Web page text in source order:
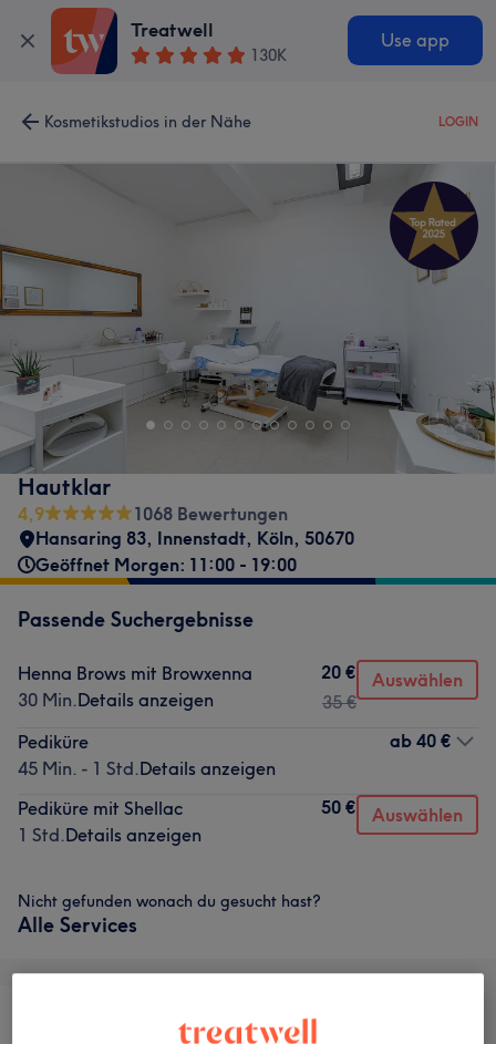
Treatwell
130K
Use app
Kosmetikstudios in der Nähe LOGIN
Hautklar
4,9
1068 Bewertungen
Hansaring 83, Innenstadt, Köln, 50670
Geöffnet Morgen: 11:00 - 19:00
Passende Suchergebnisse
Henna Brows mit Browxenna
30 Min.Details anzeigen
20 €
35 €
Auswählen
Pediküre
45 Min. - 1 Std.Details anzeigen
ab 40 €
Pediküre mit Shellac
1 Std.Details anzeigen
50 € Auswählen
Nicht gefunden wonach du gesucht hast?
Alle Services